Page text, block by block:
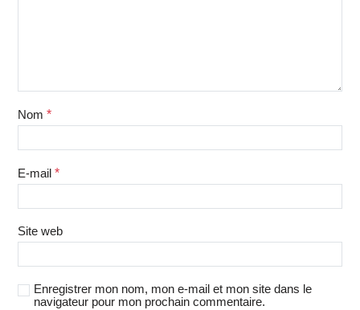
Nom *
E-mail *
Site web
Enregistrer mon nom, mon e-mail et mon site dans le
navigateur pour mon prochain commentaire.